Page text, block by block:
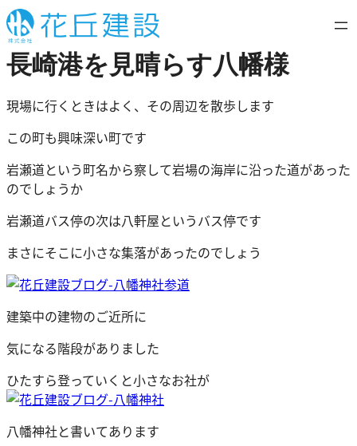
内
容
を
ス
ッ
プ
長崎港を見晴らす八幡様
現場に行くときはよく、その周辺を散歩します
この町も興味深い町です
岩瀬道という町名から察して岩場の海岸に沿った道があった
のでしょうか
岩瀬道バス停の次は八軒屋というバス停です
まさにそこに小さな集落があったのでしょう
建築中の建物のご近所に
気になる階段がありました
ひたすら登っていくと小さなお社が
八幡神社と書いてあります